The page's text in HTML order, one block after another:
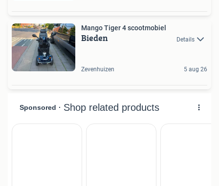
Mango Tiger 4 scootmobiel
Bieden Details
Zevenhuizen 5 aug 26